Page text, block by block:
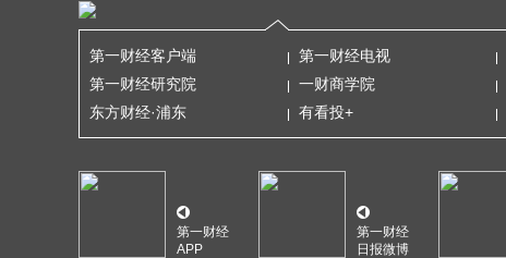
第一财经客户端 第一财经电视
第一财经研究院
一财商学院
东方财经·浦东
有看投+
第一财经
APP
第一财经
日报微博